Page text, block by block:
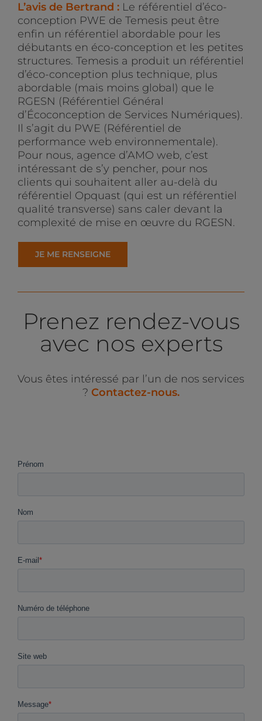
L’avis de Bertrand : Le référentiel d’éco-
conception PWE de Temesis peut être
enfin un référentiel abordable pour les
débutants en éco-conception et les petites
structures. Temesis a produit un référentiel
d’éco-conception plus technique, plus
abordable (mais moins global) que le
RGESN (Référentiel Général
d’Écoconception de Services Numériques).
Il s’agit du PWE (Référentiel de
performance web environnementale).
Pour nous, agence d’AMO web, c’est
intéressant de s’y pencher, pour nos
clients qui souhaitent aller au-delà du
référentiel Opquast (qui est un référentiel
qualité transverse) sans caler devant la
complexité de mise en œuvre du RGESN.
JE ME RENSEIGNE
Prenez rendez-vous
avec nos experts
Vous êtes intéressé par l’un de nos services
? Contactez-nous.